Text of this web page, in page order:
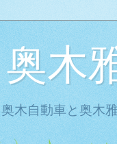
木
木自動車と奥木